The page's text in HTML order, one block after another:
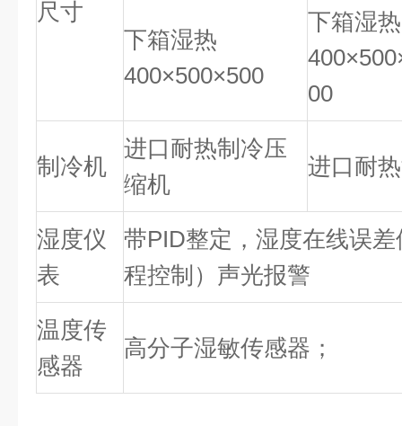
尺寸
下箱湿热
400×500×500
下箱湿热
00
制冷机
进口耐热制冷压
缩机
进口耐
湿度仪
表
带PID整定，湿度在线误
程控制）声光报警
温度传
感器
高分子湿敏传感器；